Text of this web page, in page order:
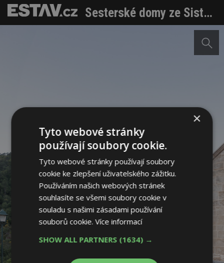
Sesterské domy ze Sistelo po totální rekonstrukci znovu shlíží na řeku a údolí
×
Tyto webové stránky
používají soubory cookie.
Tyto webové stránky používají soubory
cookie ke zlepšení uživatelského zážitku.
Používáním našich webových stránek
souhlasíte se všemi soubory cookie v
souladu s našimi zásadami používání
souborů cookie.Více informací
SHOW ALL PARTNERS (1634) →